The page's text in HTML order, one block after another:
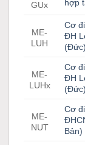
GUx
hợp
ME-
LUH
Cơ
ĐH
(Đức)
ME-
LUHx
Cơ
ĐH
(Đức)
ME-
NUT
Cơ
Bản)